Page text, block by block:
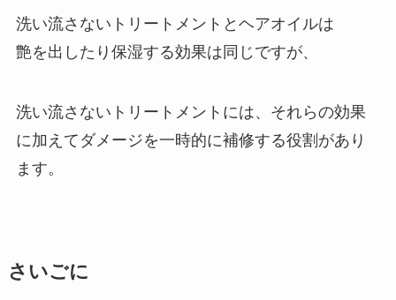
洗い流さないトリートメントとヘアオイルは
艶を出したり保湿する効果は同じですが、
洗い流さないトリートメントには、それらの効果
に加えてダメージを一時的に補修する役割があり
ます。
さいごに